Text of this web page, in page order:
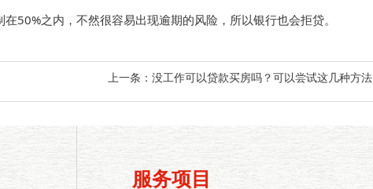
之内，不然很容易出现逾期的风险，所以银行也会拒贷。
上一条： 没工作可以贷款买房吗？可以尝试这几种方法
服务项目